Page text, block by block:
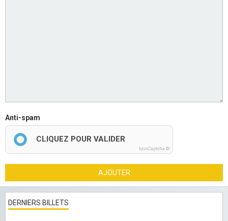
Anti-spam
CLIQUEZ POUR VALIDER
IconCaptcha ©
AJOUTER
DERNIERS BILLETS